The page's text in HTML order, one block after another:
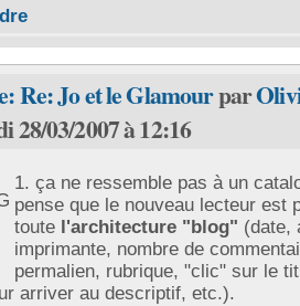
Re: Jo et le Glamourpar
28/03/2007 à 12:16
1. ça ne ressemble pas à un
pense que le nouveau lecteur est
toute l'architecture "blog" (date,
imprimante, nombre de
permalien, rubrique, "clic" sur le
arriver au descriptif, etc.).